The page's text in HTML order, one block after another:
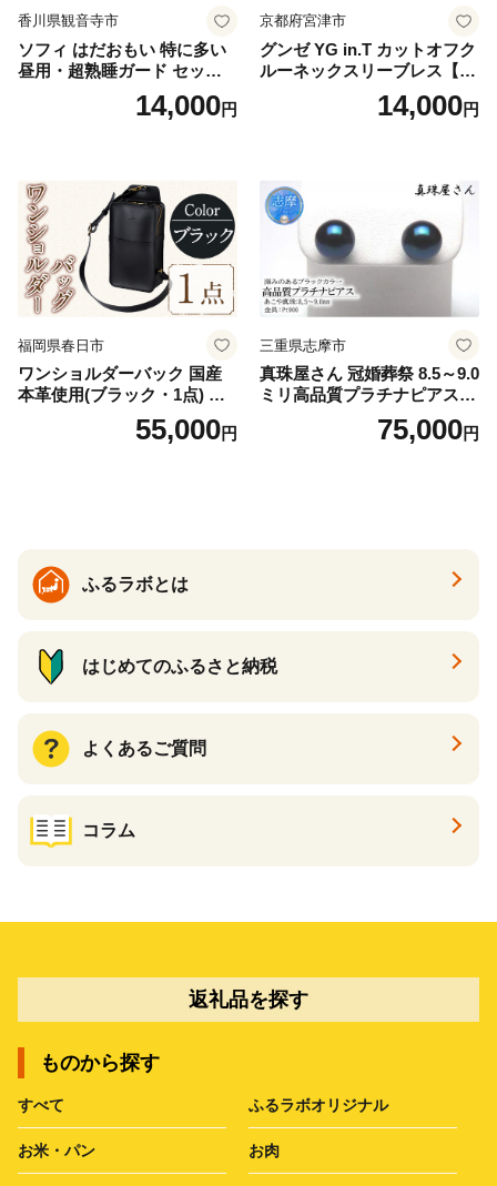
香川県観音寺市
ソフィ はだおもい 特に多い
昼用・超熟睡ガード セット
羽付き ナプキン 生理用品 サ
ニタリー ユニ・チャーム
14,000円
京都府宮津市
グンゼ YG in.T カットオフク
ルーネックスリーブレス【Y
V2618P】Lサイズ クリアベ
ージュ3枚セット [№5716-04
14,000円
福岡県春日市
ワンショルダーバック 国産
本革使用(ブラック・1点) 鞄
バック バッグ カバン レザー
国産 日本製 牛革 黒 革 革製
55,000円
三重県志摩市
真珠屋さん 冠婚葬祭 8.5～9.0
ミリ高品質プラチナピアス P
t900 志摩産アコヤ真珠 ブラ
ックパール 黒真珠75,000円
ふるラボとは
はじめてのふるさと納税
よくあるご質問
コラム
返礼品を探す
ものから探す
すべて ふるラボオリジナル
お米・パン お肉